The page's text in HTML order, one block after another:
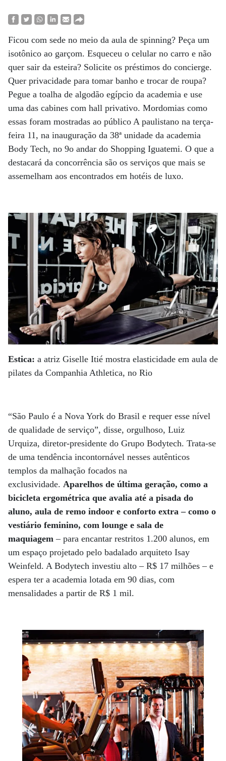
Ficou com sede no meio da aula de spinning? Peça um
isotônico ao garçom. Esqueceu o celular no carro e não
quer sair da esteira? Solicite os préstimos do concierge.
Quer privacidade para tomar banho e trocar de roupa?
Pegue a toalha de algodão egípcio da academia e use
uma das cabines com hall privativo. Mordomias como
essas foram mostradas ao público A paulistano na terça-
feira 11, na inauguração da 38ª unidade da academia
Body Tech, no 9o andar do Shopping Iguatemi. O que a
destacará da concorrência são os serviços que mais se
assemelham aos encontrados em hotéis de luxo.
Estica: a atriz Giselle Itié mostra elasticidade em aula de
pilates da Companhia Athletica, no Rio
“São Paulo é a Nova York do Brasil e requer esse nível
de qualidade de serviço”, disse, orgulhoso, Luiz
Urquiza, diretor-presidente do Grupo Bodytech. Trata-se
de uma tendência incontornável nesses autênticos
templos da malhação focados na
exclusividade. Aparelhos de última geração, como a
bicicleta ergométrica que avalia até a pisada do
aluno, aula de remo indoor e conforto extra – como o
vestiário feminino, com lounge e sala de
maquiagem – para encantar restritos 1.200 alunos, em
um espaço projetado pelo badalado arquiteto Isay
Weinfeld. A Bodytech investiu alto – R$ 17 milhões – e
espera ter a academia lotada em 90 dias, com
mensalidades a partir de R$ 1 mil.